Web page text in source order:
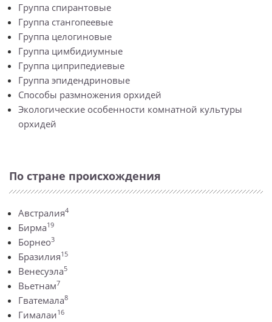
Группа спирантовые
Группа стангопеевые
Группа целогиновые
Группа цимбидиумные
Группа циприпедиевые
Группа эпидендриновые
Способы размножения орхидей
Экологические особенности комнатной культуры
орхидей
По стране происхождения
Австралия4
Бирма19
Борнео3
Бразилия15
Венесуэла5
Вьетнам7
Гватемала8
Гималаи16